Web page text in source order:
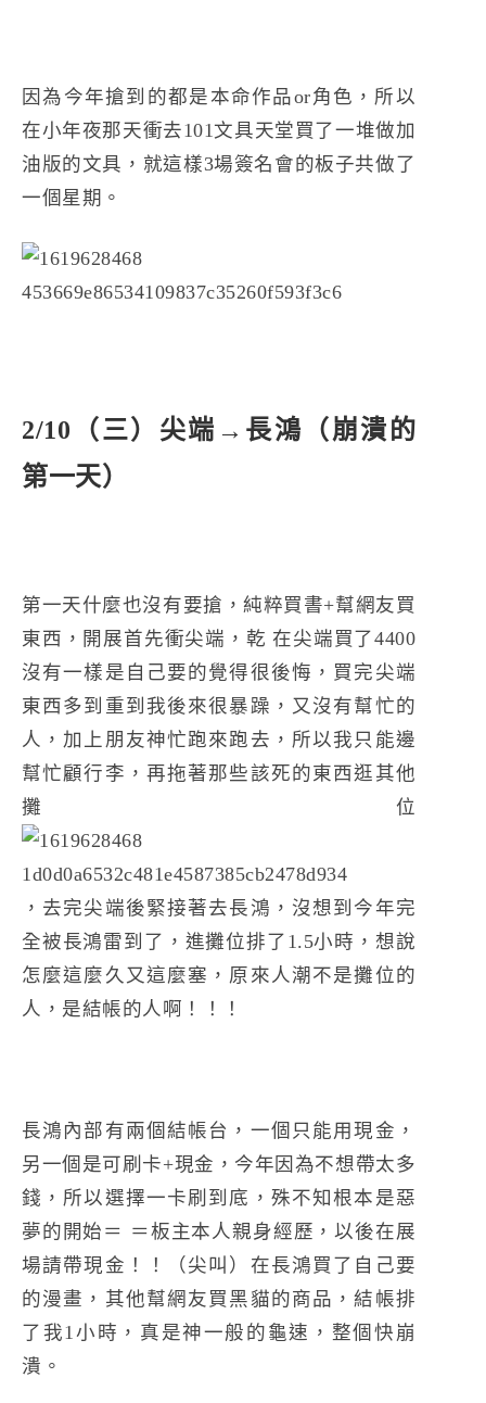
因為今年搶到的都是本命作品or角色，所以
在小年夜那天衝去101文具天堂買了一堆做加
油版的文具，就這樣3場簽名會的板子共做了
一個星期。
2/10（三）尖端→長鴻（崩潰的
第一天）
第一天什麼也沒有要搶，純粹買書+幫網友買
東西，開展首先衝尖端，乾 在尖端買了4400
沒有一樣是自己要的覺得很後悔，買完尖端
東西多到重到我後來很暴躁，又沒有幫忙的
人，加上朋友神忙跑來跑去，所以我只能邊
幫忙顧行李，再拖著那些該死的東西逛其他
攤位
，去完尖端後緊接著去長鴻，沒想到今年完
全被長鴻雷到了，進攤位排了1.5小時，想說
怎麼這麼久又這麼塞，原來人潮不是攤位的
人，是結帳的人啊！！！
長鴻內部有兩個結帳台，一個只能用現金，
另一個是可刷卡+現金，今年因為不想帶太多
錢，所以選擇一卡刷到底，殊不知根本是惡
夢的開始＝ ＝板主本人親身經歷，以後在展
場請帶現金！！（尖叫）在長鴻買了自己要
的漫畫，其他幫網友買黑貓的商品，結帳排
了我1小時，真是神一般的龜速，整個快崩
潰。